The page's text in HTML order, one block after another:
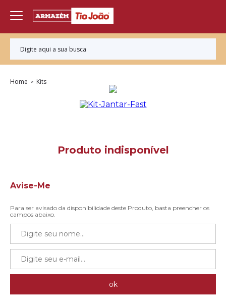
Home Kits
Avise-Me
Para ser avisado da disponibilidade deste Produto, basta preencher os
campos abaixo.